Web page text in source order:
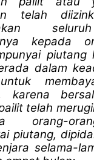
telah
kepada
piutang
dalam
karena
telah
orang-
piutang,
selama-